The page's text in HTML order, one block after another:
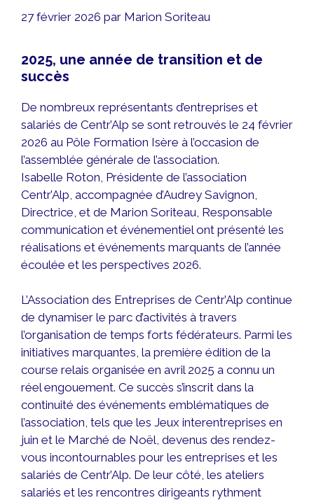
27 février 2026 par Marion Soriteau
2025, une année de transition et de
succès
De nombreux représentants d’entreprises et
salariés de Centr’Alp se sont retrouvés le 24 février
2026 au Pôle Formation Isère à l’occasion de
l’assemblée générale de l’association.
Isabelle Roton, Présidente de l’association
Centr’Alp, accompagnée d’Audrey Savignon,
Directrice, et de Marion Soriteau, Responsable
communication et événementiel ont présenté les
réalisations et événements marquants de l’année
écoulée et les perspectives 2026.
L’Association des Entreprises de Centr’Alp continue
de dynamiser le parc d’activités à travers
l’organisation de temps forts fédérateurs. Parmi les
initiatives marquantes, la première édition de la
course relais organisée en avril 2025 a connu un
réel engouement. Ce succès s’inscrit dans la
continuité des événements emblématiques de
l’association, tels que les Jeux interentreprises en
juin et le Marché de Noël, devenus des rendez-
vous incontournables pour les entreprises et les
salariés de Centr’Alp. De leur côté, les ateliers
salariés et les rencontres dirigeants rythment